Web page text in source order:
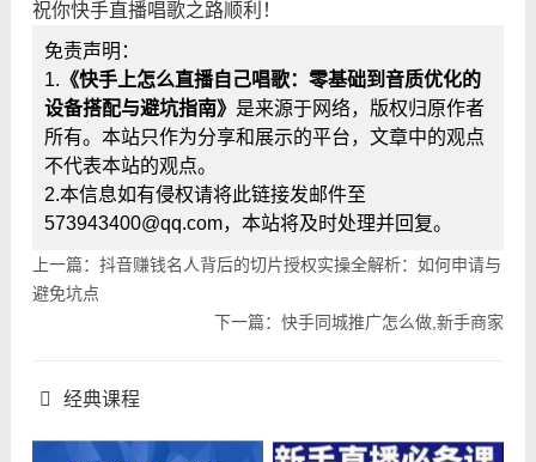
祝你快手直播唱歌之路顺利！
免责声明：
1. 《快手上怎么直播自己唱歌：零基础到音质优化的
设备搭配与避坑指南》 是来源于网络，版权归原作者
所有。本站只作为分享和展示的平台，文章中的观点
不代表本站的观点。
2.本信息如有侵权请将此链接发邮件至
573943400@qq.com，本站将及时处理并回复。
上一篇：抖音赚钱名人背后的切片授权实操全解析：如何申请与
避免坑点
下一篇：快手同城推广怎么做,新手商家
经典课程